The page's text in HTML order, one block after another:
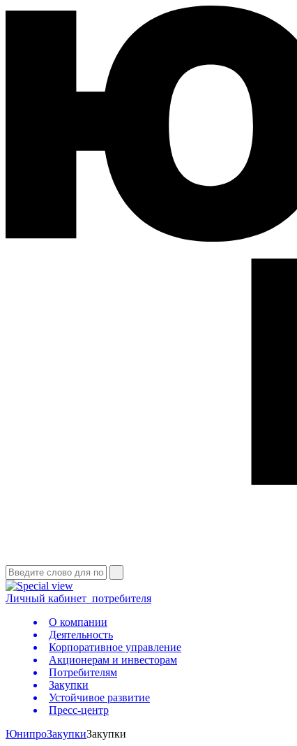
Личный кабинет потребителя
О компании
Деятельность
Корпоративное управление
Акционерам и инвесторам
Потребителям
Закупки
Устойчивое развитие
Пресс-центр
ЮнипроЗакупкиЗакупки